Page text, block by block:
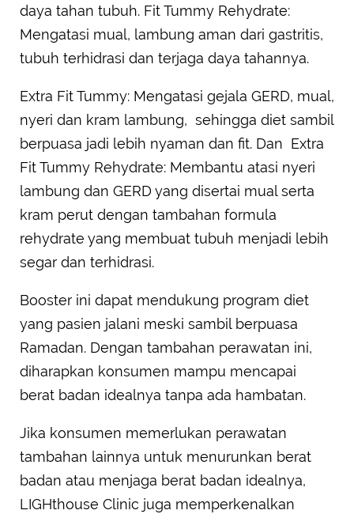
daya tahan tubuh. Fit Tummy Rehydrate:
Mengatasi mual, lambung aman dari gastritis,
tubuh terhidrasi dan terjaga daya tahannya.
Extra Fit Tummy: Mengatasi gejala GERD, mual,
nyeri dan kram lambung, sehingga diet sambil
berpuasa jadi lebih nyaman dan fit. Dan Extra
Fit Tummy Rehydrate: Membantu atasi nyeri
lambung dan GERD yang disertai mual serta
kram perut dengan tambahan formula
rehydrate yang membuat tubuh menjadi lebih
segar dan terhidrasi.
Booster ini dapat mendukung program diet
yang pasien jalani meski sambil berpuasa
Ramadan. Dengan tambahan perawatan ini,
diharapkan konsumen mampu mencapai
berat badan idealnya tanpa ada hambatan.
Jika konsumen memerlukan perawatan
tambahan lainnya untuk menurunkan berat
badan atau menjaga berat badan idealnya,
LIGHthouse Clinic juga memperkenalkan